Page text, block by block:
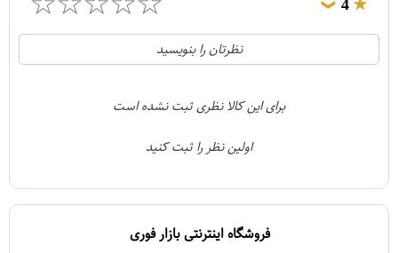
❯
0
0
نظرتان را بنویسید
برای این کالا نظری ثبت نشده است
اولین نظر را ثبت کنید
فروشگاه اینترنتی بازار فوری